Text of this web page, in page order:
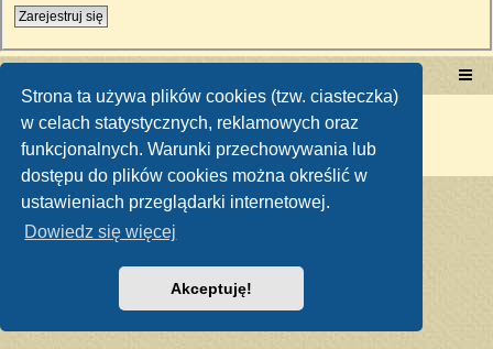
Strona ta używa plików cookies (tzw. ciasteczka)
w celach statystycznych, reklamowych oraz
funkcjonalnych. Warunki przechowywania lub
dostępu do plików cookies można określić w
ustawieniach przeglądarki internetowej.
Dowiedz się więcej
Akceptuję!
Zarejestruj się
Technologię dostarcza phpBB ® Forum Software © phpBB Limited
Polski pakiet językowy dostarcza
Zasady ochrony danych osobowych|Regulamin